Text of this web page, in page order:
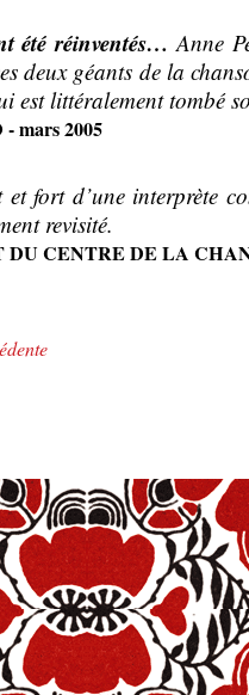
été réinventés…Anne
deux géants de la
est littéralement tombé
mars 2005
et fort d’une interprète
revisité.
CENTRE DE LA